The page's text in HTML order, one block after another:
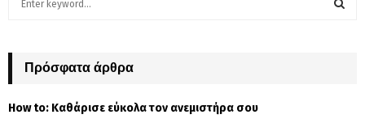
h
o
Πρόσφατα άρθρα
How to: Καθάρισε εύκολα τον ανεμιστήρα σου